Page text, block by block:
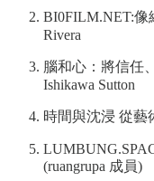
BI0FILM.NET:像
Rivera
腦和心：將信任
Ishikawa Sutton
時間與沈浸 從藝
(ruangrupa 成員)